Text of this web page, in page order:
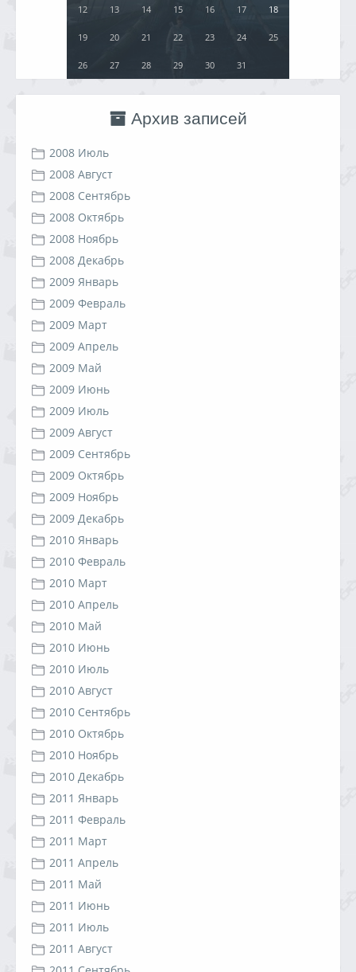
12 13 14 15 16 17 18
19 20 21 22 23 24 25
26 27 28 29 30 31
Архив записей
2008 Июль
2008 Август
2008 Сентябрь
2008 Октябрь
2008 Ноябрь
2008 Декабрь
2009 Январь
2009 Февраль
2009 Март
2009 Апрель
2009 Май
2009 Июнь
2009 Июль
2009 Август
2009 Сентябрь
2009 Октябрь
2009 Ноябрь
2009 Декабрь
2010 Январь
2010 Февраль
2010 Март
2010 Апрель
2010 Май
2010 Июнь
2010 Июль
2010 Август
2010 Сентябрь
2010 Октябрь
2010 Ноябрь
2010 Декабрь
2011 Январь
2011 Февраль
2011 Март
2011 Апрель
2011 Май
2011 Июнь
2011 Июль
2011 Август